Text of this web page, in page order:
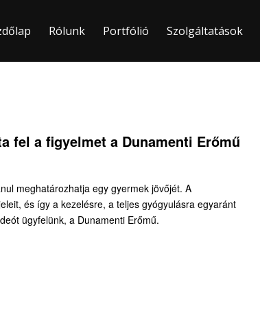
Rólunk Portfólió Szolgáltatások
fel a figyelmet a Dunamenti Erőmű
meghatározhatja egy gyermek jövőjét. A
és így a kezelésre, a teljes gyógyulásra egyaránt
ügyfelünk, a Dunamenti Erőmű.